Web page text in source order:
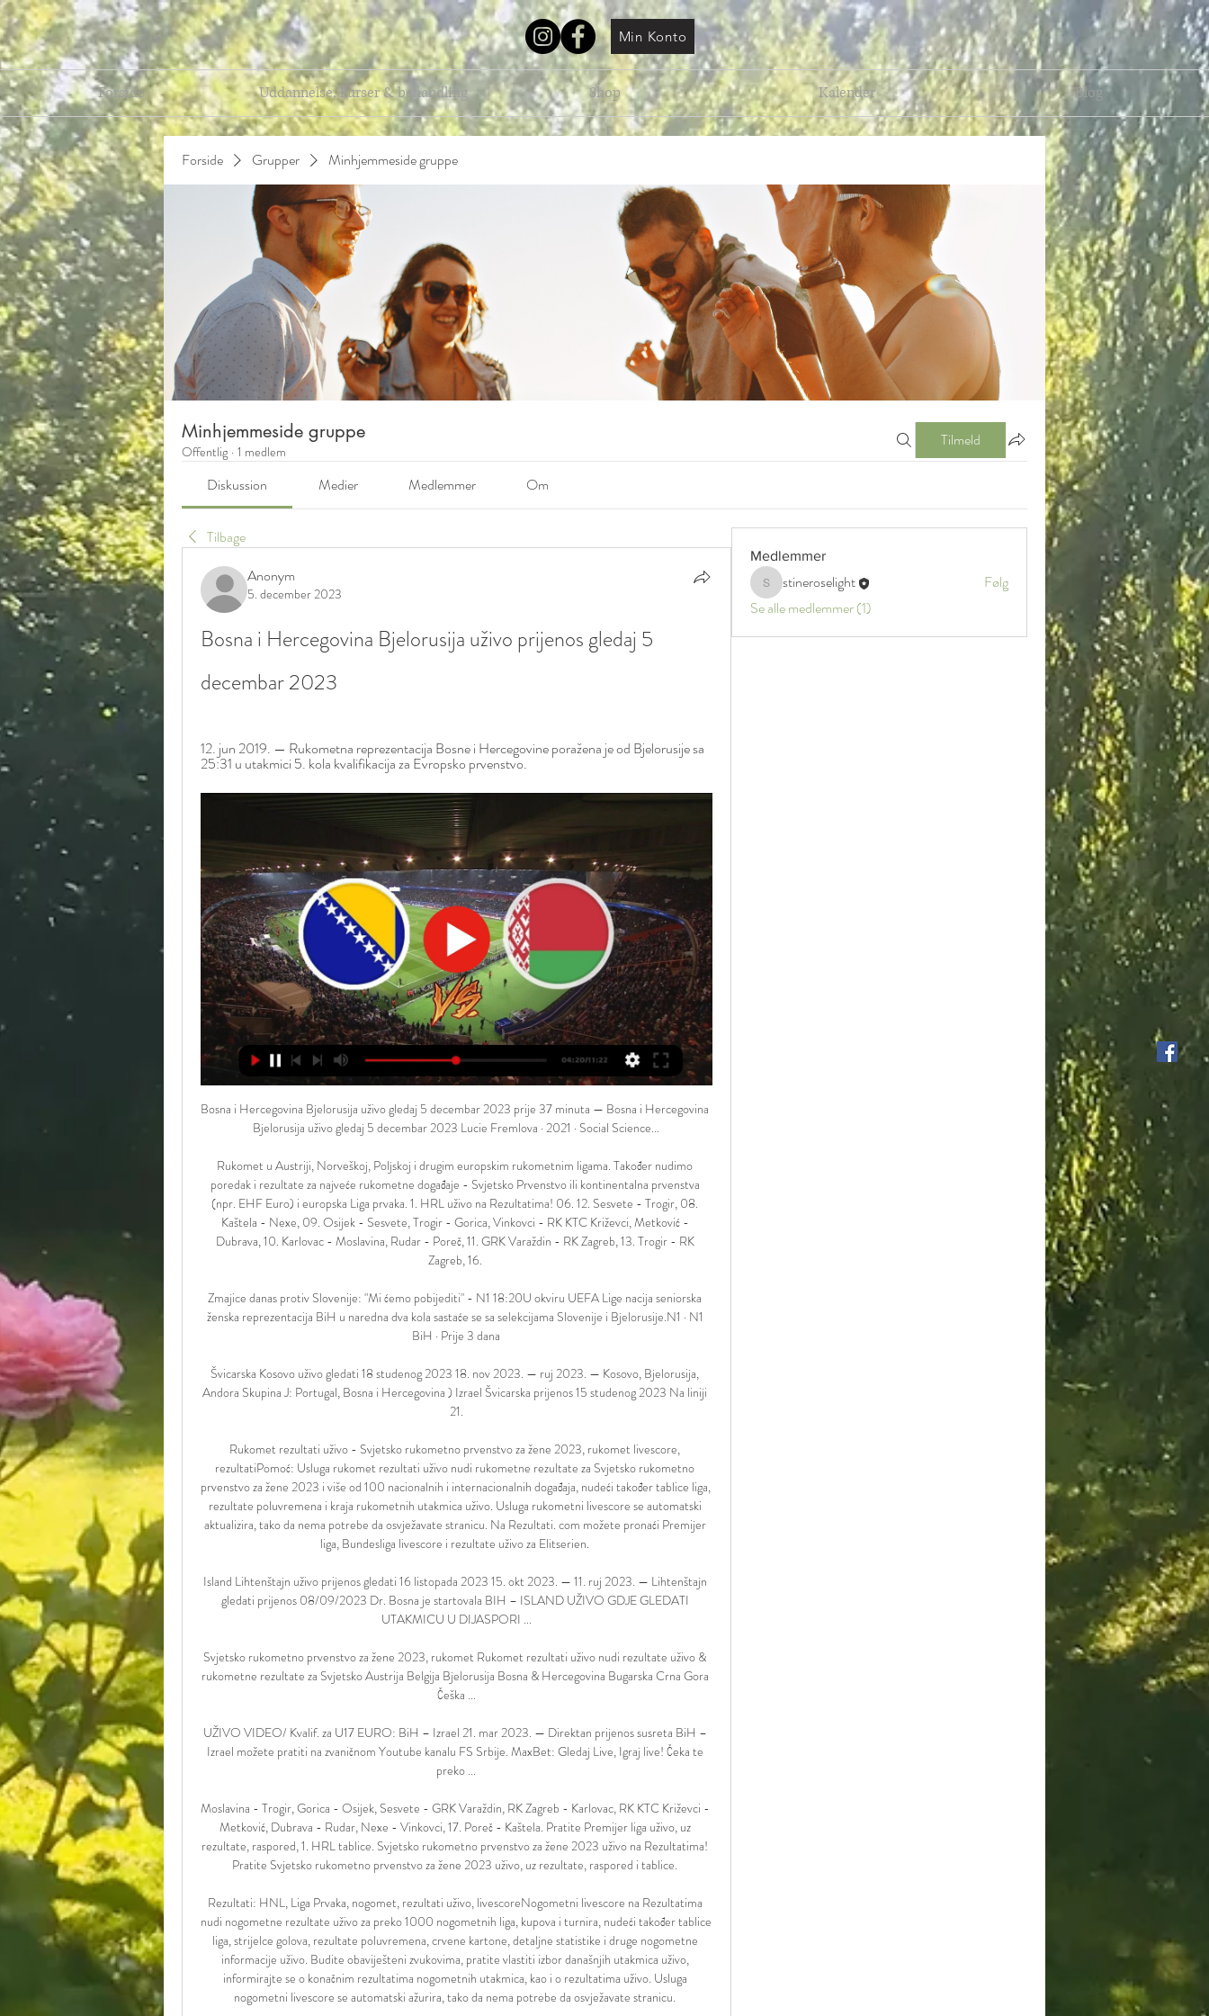
Min Konto
Forside Uddannelse, kurser & behandling Shop Kalender Blog
Forside Grupper Minhjemmeside gruppe
Minhjemmeside gruppe
Offentlig · 1 medlem
Tilmeld
Diskussion Medier Medlemmer Om
Tilbage
Anonym
5. december 2023
Bosna i Hercegovina Bjelorusija uživo prijenos gledaj 5
decembar 2023
12. jun 2019. — Rukometna reprezentacija Bosne i Hercegovine poražena je od Bjelorusije sa
25:31 u utakmici 5. kola kvalifikacija za Evropsko prvenstvo.
Bosna i Hercegovina Bjelorusija uživo gledaj 5 decembar 2023 prije 37 minuta — Bosna i Hercegovina
Bjelorusija uživo gledaj 5 decembar 2023 Lucie Fremlova · 2021 · ‎Social Science...
Rukomet u Austriji, Norveškoj, Poljskoj i drugim europskim rukometnim ligama. Također nudimo
poredak i rezultate za najveće rukometne događaje - Svjetsko Prvenstvo ili kontinentalna prvenstva
(npr. EHF Euro) i europska Liga prvaka. 1. HRL uživo na Rezultatima! 06. 12. Sesvete - Trogir, 08.
Kaštela - Nexe, 09. Osijek - Sesvete, Trogir - Gorica, Vinkovci - RK KTC Križevci, Metković -
Dubrava, 10. Karlovac - Moslavina, Rudar - Poreč, 11. GRK Varaždin - RK Zagreb, 13. Trogir - RK
Zagreb, 16.
Zmajice danas protiv Slovenije: "Mi ćemo pobijediti" - N1 18:20U okviru UEFA Lige nacija seniorska
ženska reprezentacija BiH u naredna dva kola sastaće se sa selekcijama Slovenije i Bjelorusije.N1 · N1
BiH · Prije 3 dana
Švicarska Kosovo uživo gledati 18 studenog 2023 18. nov 2023. — ruj 2023. — Kosovo, Bjelorusija,
Andora Skupina J: Portugal, Bosna i Hercegovina ) Izrael Švicarska prijenos 15 studenog 2023 Na liniji
21.
Rukomet rezultati uživo - Svjetsko rukometno prvenstvo za žene 2023, rukomet livescore,
rezultatiPomoć: Usluga rukomet rezultati uživo nudi rukometne rezultate za Svjetsko rukometno
prvenstvo za žene 2023 i više od 100 nacionalnih i internacionalnih događaja, nudeći također tablice liga,
rezultate poluvremena i kraja rukometnih utakmica uživo. Usluga rukometni livescore se automatski
aktualizira, tako da nema potrebe da osvježavate stranicu. Na Rezultati. com možete pronaći Premijer
liga, Bundesliga livescore i rezultate uživo za Elitserien.
Island Lihtenštajn uživo prijenos gledati 16 listopada 2023 15. okt 2023. — 11. ruj 2023. — Lihtenštajn
gledati prijenos 08/09/2023 Dr. Bosna je startovala BIH – ISLAND UŽIVO GDJE GLEDATI
UTAKMICU U DIJASPORI ...
Svjetsko rukometno prvenstvo za žene 2023, rukomet Rukomet rezultati uživo nudi rezultate uživo &
rukometne rezultate za Svjetsko Austrija Belgija Bjelorusija Bosna & Hercegovina Bugarska Crna Gora
Češka ...
UŽIVO VIDEO/ Kvalif. za U17 EURO: BiH – Izrael 21. mar 2023. — Direktan prijenos susreta BiH –
Izrael možete pratiti na zvaničnom Youtube kanalu FS Srbije. MaxBet: Gledaj Live, Igraj live! Čeka te
preko ...
Moslavina - Trogir, Gorica - Osijek, Sesvete - GRK Varaždin, RK Zagreb - Karlovac, RK KTC Križevci -
Metković, Dubrava - Rudar, Nexe - Vinkovci, 17. Poreč - Kaštela. Pratite Premijer liga uživo, uz
rezultate, raspored, 1. HRL tablice. Svjetsko rukometno prvenstvo za žene 2023 uživo na Rezultatima!
Pratite Svjetsko rukometno prvenstvo za žene 2023 uživo, uz rezultate, raspored i tablice.
Rezultati: HNL, Liga Prvaka, nogomet, rezultati uživo, livescoreNogometni livescore na Rezultatima
nudi nogometne rezultate uživo za preko 1000 nogometnih liga, kupova i turnira, nudeći također tablice
liga, strijelce golova, rezultate poluvremena, crvene kartone, detaljne statistike i druge nogometne
informacije uživo. Budite obaviješteni zvukovima, pratite vlastiti izbor današnjih utakmica uživo,
informirajte se o konačnim rezultatima nogometnih utakmica, kao i o rezultatima uživo. Usluga
nogometni livescore se automatski ažurira, tako da nema potrebe da osvježavate stranicu.
Medlemmer
stineroselight
stineroselight
Følg
Se alle medlemmer (1)